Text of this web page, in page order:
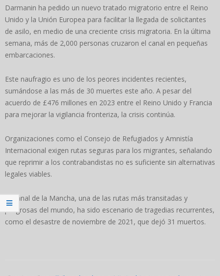
Darmanin ha pedido un nuevo tratado migratorio entre el Reino
Unido y la Unión Europea para facilitar la llegada de solicitantes
de asilo, en medio de una creciente crisis migratoria. En la última
semana, más de 2,000 personas cruzaron el canal en pequeñas
embarcaciones.
Este naufragio es uno de los peores incidentes recientes,
sumándose a las más de 30 muertes este año. A pesar del
acuerdo de £476 millones en 2023 entre el Reino Unido y Francia
para mejorar la vigilancia fronteriza, la crisis continúa.
Organizaciones como el Consejo de Refugiados y Amnistía
Internacional exigen rutas seguras para los migrantes, señalando
que reprimir a los contrabandistas no es suficiente sin alternativas
legales viables.
El Canal de la Mancha, una de las rutas más transitadas y
peligrosas del mundo, ha sido escenario de tragedias recurrentes,
como el desastre de noviembre de 2021, que dejó 31 muertos.